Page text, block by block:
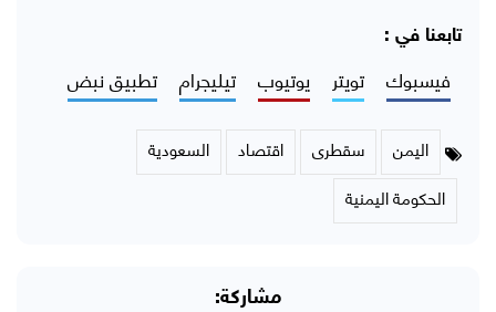
تابعنا في :
فيسبوك تويتر يوتيوب تيليجرام تطبيق نبض
اليمن سقطرى اقتصاد
السعودية
الحكومة اليمنية
مشاركة: